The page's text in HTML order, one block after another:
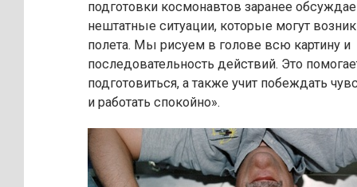
подготовки космонавтов заранее
нештатные ситуации, которые могут
полета. Мы рисуем в голове всю картину и
последовательность действий. Это
подготовиться, а также учит побеждать
и работать спокойно».